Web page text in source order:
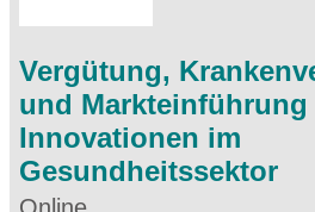
Vergütung,
und Markteinführung
Innovationen im
Gesundheitssektor